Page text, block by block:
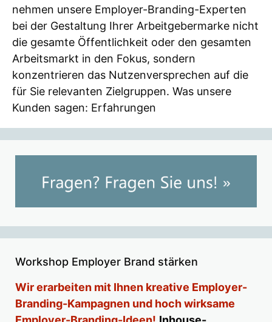
nehmen unsere Employer-Branding-Experten
bei der Gestaltung Ihrer Arbeitgebermarke nicht
die gesamte Öffentlichkeit oder den gesamten
Arbeitsmarkt in den Fokus, sondern
konzentrieren das Nutzenversprechen auf die
für Sie relevanten Zielgruppen. Was unsere
Kunden sagen: Erfahrungen
Workshop Employer Brand stärken
Wir erarbeiten mit Ihnen kreative Employer-
Branding-Kampagnen und hoch wirksame